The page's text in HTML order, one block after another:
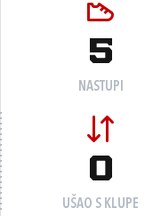
5
NASTUPI
0
UŠAO S KLUPE